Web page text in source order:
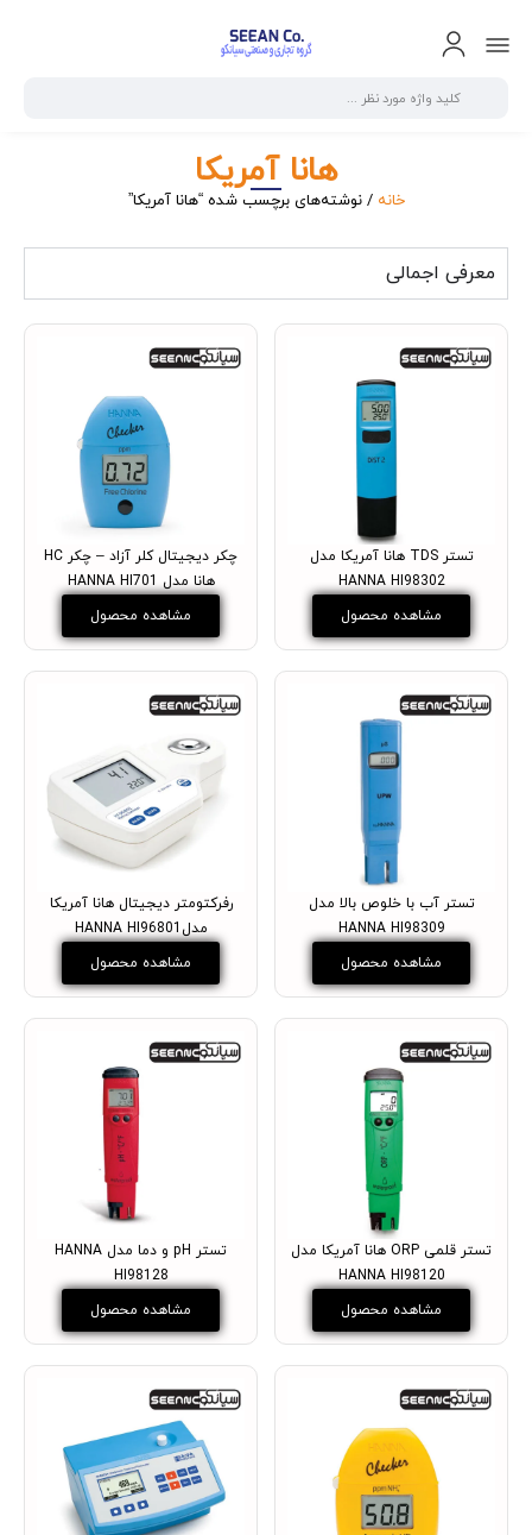
هانا آمریکا
خانه / نوشته‌های برچسب شده “هانا آمریکا”
معرفی اجمالی
تستر TDS هانا آمریکا مدل
HANNA HI98302
مشاهده محصول
چکر دیجیتال کلر آزاد – چکر HC
هانا مدل HANNA HI701
مشاهده محصول
تستر آب با خلوص بالا مدل
HANNA HI98309
مشاهده محصول
رفرکتومتر دیجیتال هانا آمریکا
مدلHANNA HI96801
مشاهده محصول
تستر قلمی ORP هانا آمریکا مدل
HANNA HI98120
مشاهده محصول
تستر pH و دما مدل HANNA
HI98128
مشاهده محصول